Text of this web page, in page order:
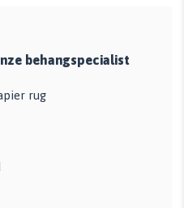
behangspecialist
rug